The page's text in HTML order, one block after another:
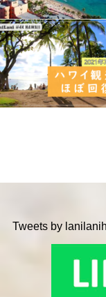
Tweets by